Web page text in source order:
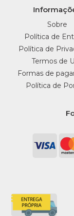
Sobre
Política de
Política de
Termos de
Formas de
Política de